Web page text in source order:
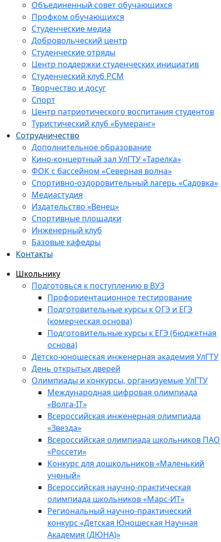
Объединенный совет обучающихся
Профком обучающихся
Студенческие медиа
Добровольческий центр
Студенческие отряды
Центр поддержки студенческих инициатив
Студенческий клуб РСМ
Творчество и досуг
Спорт
Центр патриотического воспитания студентов
Туристический клуб «Бумеранг»
Сотрудничество
Дополнительное образование
Кино-концертный зал УлГТУ «Тарелка»
ФОК с бассейном «Северная волна»
Спортивно-оздоровительный лагерь «Садовка»
Медиастудия
Издательство «Венец»
Спортивные площадки
Инженерный клуб
Базовые кафедры
Контакты
Школьнику
Подготовься к поступлению в ВУЗ
Профориентационное тестирование
Подготовительные курсы к ОГЭ и ЕГЭ
(комерческая основа)
Подготовительные курсы к ЕГЭ (бюджетная
основа)
Детско-юношеская инженерная академия УлГТУ
День открытых дверей
Олимпиады и конкурсы, организуемые УлГТУ
Международная цифровая олимпиада
«Волга-IT»
Всероссийская инженерная олимпиада
«Звезда»
Всероссийская олимпиада школьников ПАО
«Россети»
Конкурс для дошкольников «Маленький
ученый»
Всероссийская научно-практическая
олимпиада школьников «Марс-ИТ»
Региональный научно-практический
конкурс «Детская Юношеская Научная
Академия (ДЮНА)»